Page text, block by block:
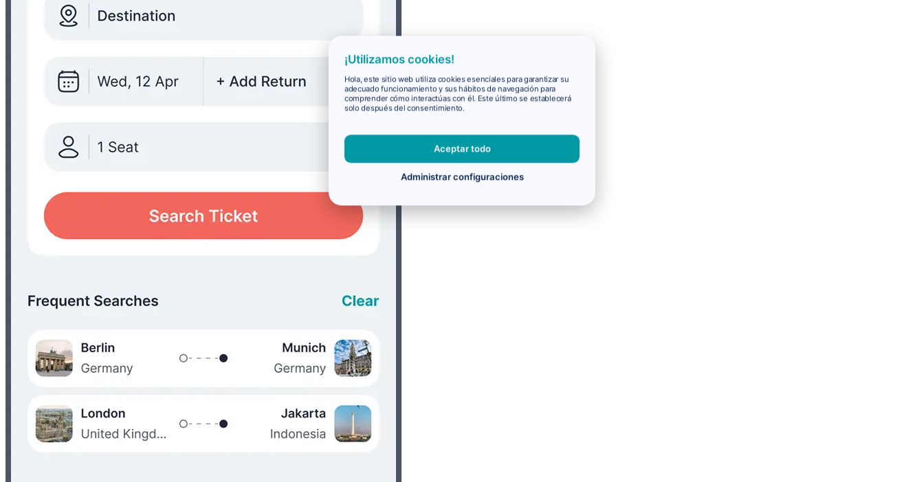
¡Utilizamos cookies!
Hola, este sitio web utiliza cookies esenciales para garantizar su
adecuado funcionamiento y sus hábitos de navegación para
comprender cómo interactúas con él. Este último se establecerá
solo después del consentimiento.
Aceptar todo
Administrar configuraciones